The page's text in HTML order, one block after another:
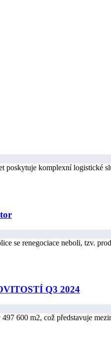
poskytuje komplexní
se renegociace neboli, tzv.
Q3 2024
600 m2, což představuje